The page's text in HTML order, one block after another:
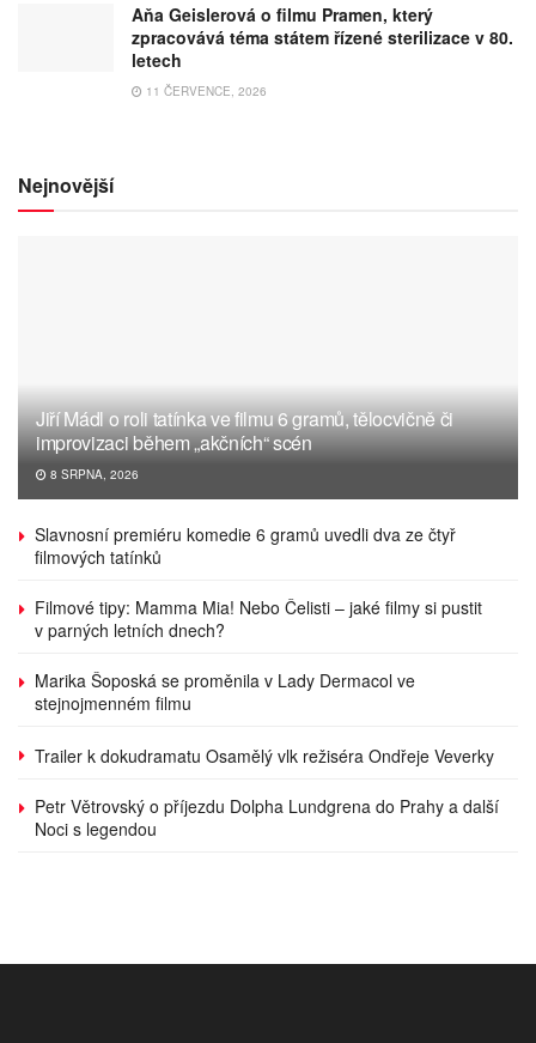
Aňa Geislerová o filmu Pramen, který
zpracovává téma státem řízené sterilizace v 80.
letech
11 ČERVENCE, 2026
Nejnovější
Jiří Mádl o roli tatínka ve filmu 6 gramů, tělocvičně či
improvizaci během „akčních“ scén
8 SRPNA, 2026
Slavnosní premiéru komedie 6 gramů uvedli dva ze čtyř
filmových tatínků
Filmové tipy: Mamma Mia! Nebo Čelisti – jaké filmy si pustit
v parných letních dnech?
Marika Šoposká se proměnila v Lady Dermacol ve
stejnojmenném filmu
Trailer k dokudramatu Osamělý vlk režiséra Ondřeje Veverky
Petr Větrovský o příjezdu Dolpha Lundgrena do Prahy a další
Noci s legendou